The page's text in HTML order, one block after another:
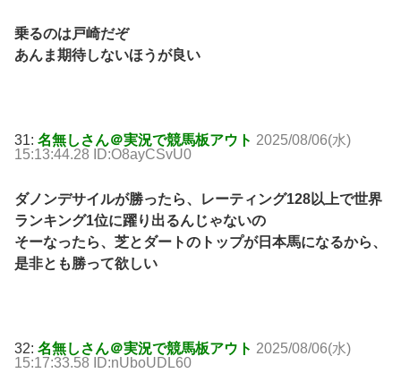
乗るのは戸崎だぞ
あんま期待しないほうが良い
31: 名無しさん＠実況で競馬板アウト 2025/08/06(水)
15:13:44.28 ID:O8ayCSvU0
ダノンデサイルが勝ったら、レーティング128以上で世界
ランキング1位に躍り出るんじゃないの
そーなったら、芝とダートのトップが日本馬になるから、
是非とも勝って欲しい
32: 名無しさん＠実況で競馬板アウト 2025/08/06(水)
15:17:33.58 ID:nUboUDL60